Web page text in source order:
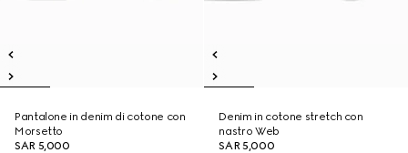
Pantalone in denim di cotone con
Morsetto
SAR 5,000
Denim in cotone stretch con
nastro Web
SAR 5,000